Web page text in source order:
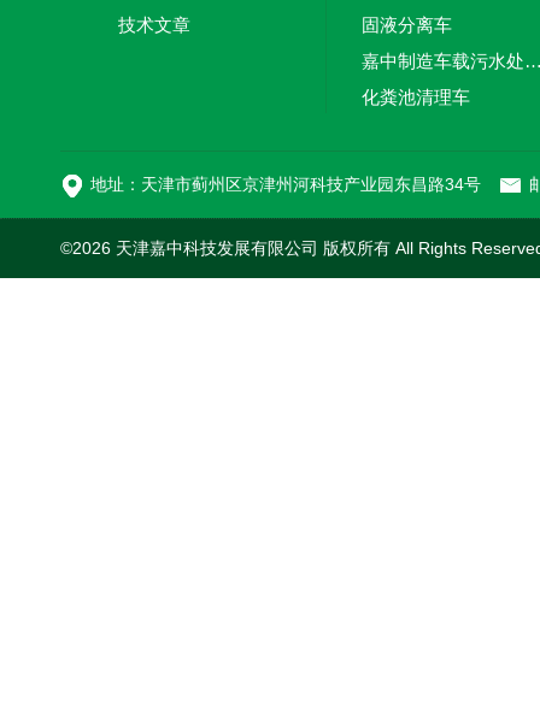
技术文章
固液分离车
嘉中制造车载污水处理设备-环
化粪池清理车
地址：天津市蓟州区京津州河科技产业园东昌路34号
©2026 天津嘉中科技发展有限公司 版权所有 All Rights